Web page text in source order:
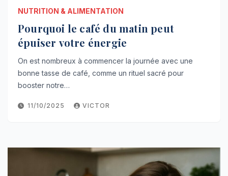
NUTRITION & ALIMENTATION
Pourquoi le café du matin peut
épuiser votre énergie
On est nombreux à commencer la journée avec une
bonne tasse de café, comme un rituel sacré pour
booster notre…
11/10/2025 VICTOR